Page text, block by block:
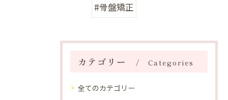
#骨盤矯正
カテゴリー Categories
全てのカテゴリー